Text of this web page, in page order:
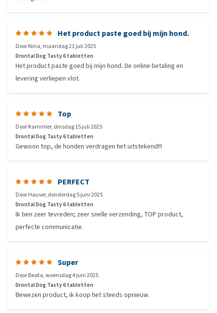
Het product paste goed bij mijn hond.
DoorNina, maandag 21 juli 2025
Drontal Dog Tasty 6 tabletten
Het product paste goed bij mijn hond. De online betaling en
levering verliepen vlot.
Top
DoorKammler, dinsdag 15 juli 2025
Drontal Dog Tasty 6 tabletten
Gewoon top, de honden verdragen het uitstekend!!!
PERFECT
DoorHauser, donderdag 5 juni 2025
Drontal Dog Tasty 6 tabletten
Ik ben zeer tevreden; zeer snelle verzending, TOP product,
perfecte communicatie.
Super
DoorBeata,woensdag 4 juni 2025
Drontal Dog Tasty 6 tabletten
Bewezen product, ik koop het steeds opnieuw.